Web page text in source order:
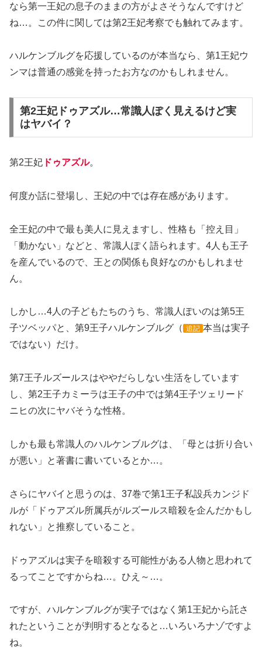
なら第一王妃の息子のままの方がよさそうなんですけど
ね…。この件に関しては第2王妃考察でも触れてみます。
ハルケンブルグを応援しているのが本当なら、第1王妃ウ
ンマは普通の感覚を持ったお方なのかもしれません。
第2王妃ドゥアズル…常識人ぽく見えるけど実
はヤバイ？
第2王妃 ドゥアズル。
何度か話に登場し、王妃の中では存在感があります。
全王妃の中で最も美人に見えますし、性格も「控え目」
「動かない」などと、常識人ぽく語られます。4人も王子
を産んでいるので、王との関係も良好なのかもしれませ
ん。
しかし…4人の子どもたちのうち、常識人ぽいのは第5王
子ツベッパと、第9王子ハルケンブルグ（ 追記 本当は実子
ではない）だけ。
第7王子ルズールスはややだらしない生活をしています
し、第2王子カミーラは王子の中では第4王子ツェリード
ニヒの次にヤバそうな性格。
しかも最も常識人のハルケンブルグは、「母とは折り合い
が悪い」と著書に書いているとか…。
さらにヤバイと思うのは、37巻で第1王子私設兵カンジド
ルが「ドゥアズル所属兵がルズールス暗殺を企んだかもし
れない」と推察していること。
ドゥアズルは実子を暗殺する可能性がある人物と思われて
るってことですからね…。ひえ～…。
ですが、ハルケンブルグが実子ではなく第1王妃から託さ
れたということが判明するとなると…いろいろナゾですよ
ね。